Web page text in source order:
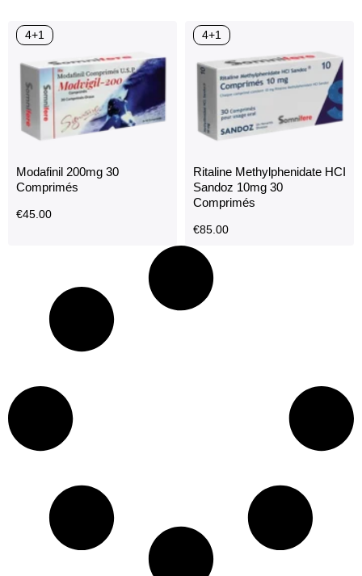
4+1
Modafinil 200mg 30
Comprimés
€45.00
4+1
Ritaline Methylphenidate HCI
Sandoz 10mg 30
Comprimés
€85.00